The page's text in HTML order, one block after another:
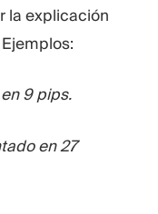
la explicación
9 pips.
en 27